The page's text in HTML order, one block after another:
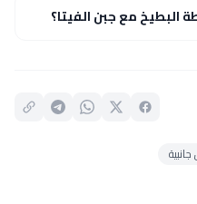
مع جبن الفيتا؟